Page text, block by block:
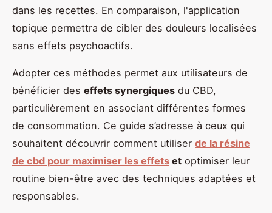
dans les recettes. En comparaison, l'application
topique permettra de cibler des douleurs localisées
sans effets psychoactifs.
Adopter ces méthodes permet aux utilisateurs de
bénéficier des effets synergiques du CBD,
particulièrement en associant différentes formes
de consommation. Ce guide s’adresse à ceux qui
souhaitent découvrir comment utiliser de la résine
de cbd pour maximiser les effets et optimiser leur
routine bien-être avec des techniques adaptées et
responsables.